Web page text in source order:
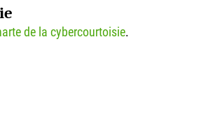
de la cybercourtoisie.